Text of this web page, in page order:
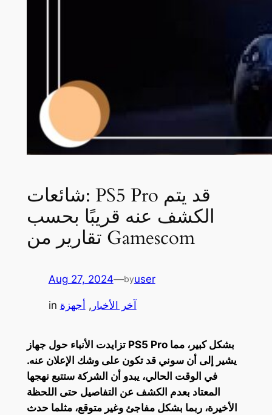
شائعات: PS5 Pro قد يتم
الكشف عنه قريبًا بحسب
تقارير من Gamescom
Aug 27, 2024—byuser
in آخر الأخبار , أجهزة
تزايدت الأنباء حول جهاز PS5 Pro بشكل كبير، مما
يشير إلى أن سوني قد تكون على وشك الإعلان عنه.
في الوقت الحالي، يبدو أن الشركة ستتبع نهجها
المعتاد بعدم الكشف عن التفاصيل حتى اللحظة
الأخيرة، ربما بشكل مفاجئ وغير متوقع، مثلما حدث